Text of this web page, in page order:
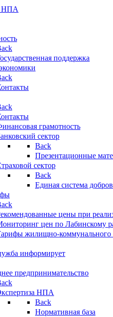
НПА
поддержка
грамотность
сектор
Back
Презентационные
сектор
Back
Единая система
цены при
цен по Лабинскому
жилищно-коммунального
информирует
предпринимательство
НПА
Back
Нормативная база